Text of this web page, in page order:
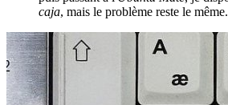
caja, mais le problème reste le même.